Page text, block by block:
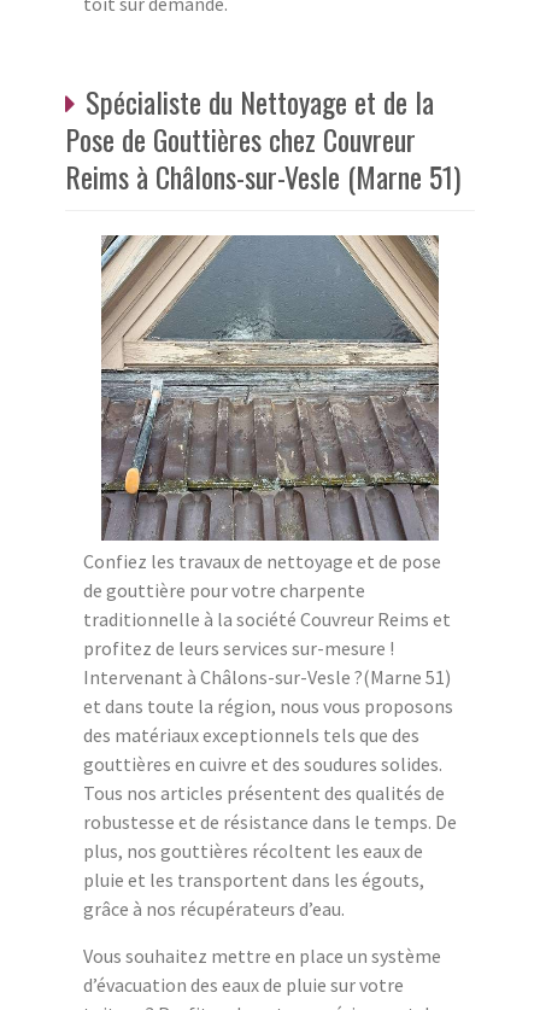
Spécialiste du Nettoyage et de la
Pose de Gouttières chez Couvreur
Reims à Châlons-sur-Vesle (Marne 51)
Confiez les travaux de nettoyage et de pose
de gouttière pour votre charpente
traditionnelle à la société Couvreur Reims et
profitez de leurs services sur-mesure !
Intervenant à Châlons-sur-Vesle ?(Marne 51)
et dans toute la région, nous vous proposons
des matériaux exceptionnels tels que des
gouttières en cuivre et des soudures solides.
Tous nos articles présentent des qualités de
robustesse et de résistance dans le temps. De
plus, nos gouttières récoltent les eaux de
pluie et les transportent dans les égouts,
grâce à nos récupérateurs d’eau.
Vous souhaitez mettre en place un système
d’évacuation des eaux de pluie sur votre